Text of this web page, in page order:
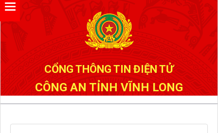
CỔNG THÔNG TIN ĐIỆN TỬ
CÔNG AN TỈNH VĨNH LONG